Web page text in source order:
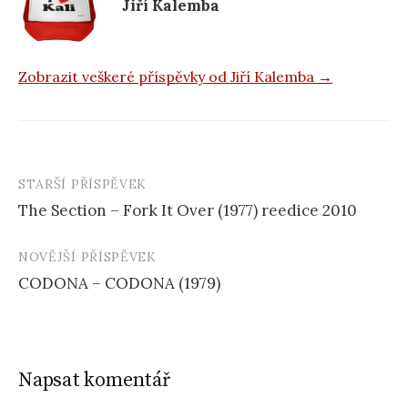
Jiří Kalemba
Zobrazit veškeré příspěvky od Jiří Kalemba →
Navigace
příspěvku
STARŠÍ PŘÍSPĚVEK
The Section – Fork It Over (1977) reedice 2010
NOVĚJŠÍ PŘÍSPĚVEK
CODONA – CODONA (1979)
Napsat komentář